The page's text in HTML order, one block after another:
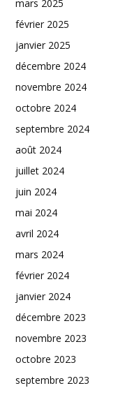
mars 2025
février 2025
janvier 2025
décembre 2024
novembre 2024
octobre 2024
septembre 2024
août 2024
juillet 2024
juin 2024
mai 2024
avril 2024
mars 2024
février 2024
janvier 2024
décembre 2023
novembre 2023
octobre 2023
septembre 2023